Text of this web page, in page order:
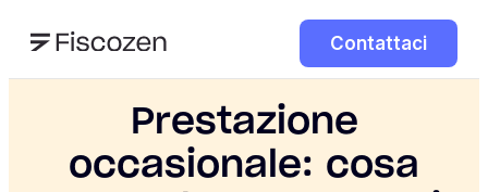
Contattaci
Prestazione
occasionale: cosa